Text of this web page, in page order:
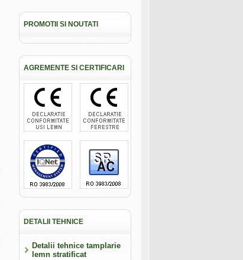
PROMOTII SI NOUTATI
AGREMENTE SI CERTIFICARI
DETALII TEHNICE
Detalii tehnice tamplarie
lemn stratificat